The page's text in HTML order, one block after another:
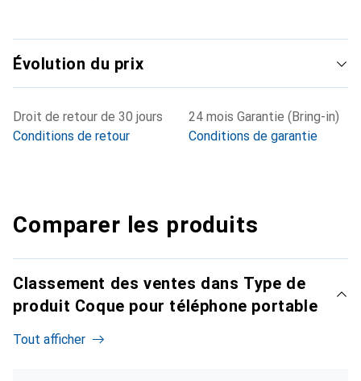
Évolution du prix
Droit de retour de 30 jours
Conditions de retour
24 mois Garantie (Bring-in)
Conditions de garantie
Comparer les produits
Classement des ventes dans Type de
produit Coque pour téléphone portable
Tout afficher